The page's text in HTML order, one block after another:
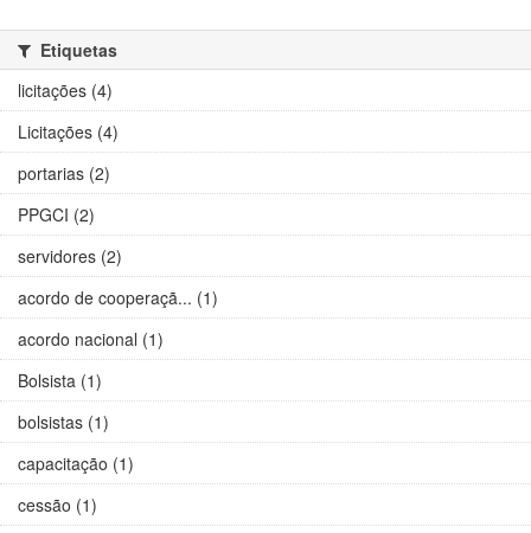
Etiquetas
licitações (4)
Licitações (4)
portarias (2)
PPGCI (2)
servidores (2)
acordo de cooperaçã... (1)
acordo nacional (1)
Bolsista (1)
bolsistas (1)
capacitação (1)
cessão (1)